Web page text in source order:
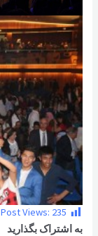
Post Views: 235
به اشتراک بگذارید